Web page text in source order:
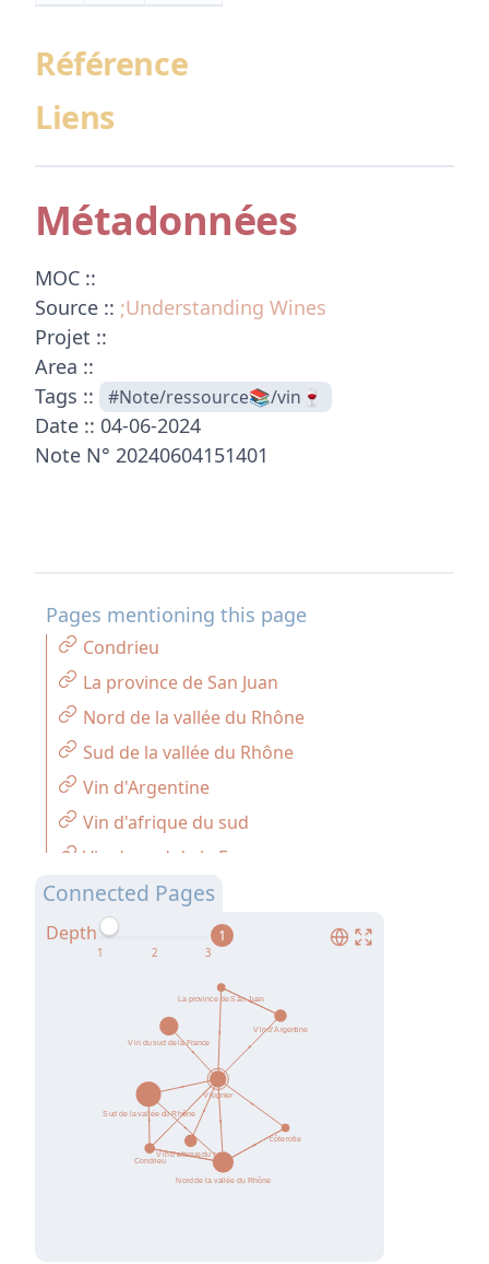
Référence
Liens
Métadonnées
MOC ::
Source :: ;Understanding Wines
Projet ::
Area ::
Tags ::
#Note/ressource📚/vin🍷
Date :: 04-06-2024
Note N° 20240604151401
Connected Pages
Depth 1
Pages mentioning this page
Condrieu
La province de San Juan
Nord de la vallée du Rhône
Sud de la vallée du Rhône
Vin d'Argentine
Vin d'afrique du sud
Vin du sud de la France
côte rotie